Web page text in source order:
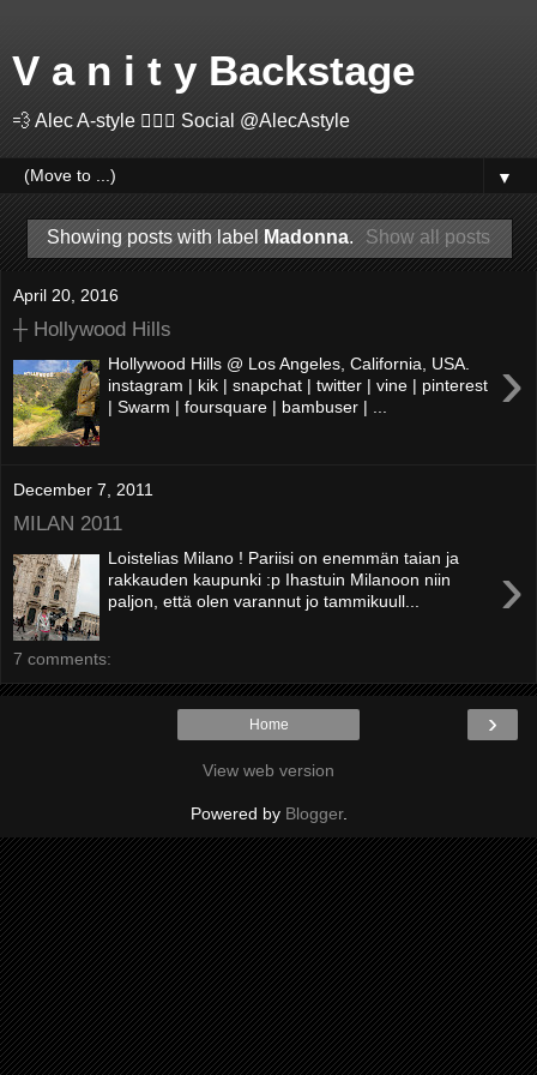
V a n i t y Backstage
💨 Alec A-style 🤽🏻‍♂️ Social @AlecAstyle
▼
Showing posts with label Madonna. Show all posts
April 20, 2016
┼ Hollywood Hills
›
Hollywood Hills @ Los Angeles, California, USA.
instagram | kik | snapchat | twitter | vine | pinterest
| Swarm | foursquare | bambuser | ...
December 7, 2011
MILAN 2011
›
Loistelias Milano ! Pariisi on enemmän taian ja
rakkauden kaupunki :p Ihastuin Milanoon niin
paljon, että olen varannut jo tammikuull...
7 comments:
›
Home
View web version
Powered by Blogger.